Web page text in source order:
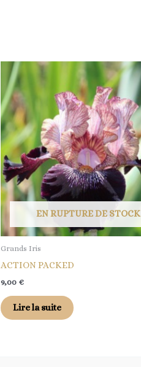
EN RUPTURE DE STOCK
Grands Iris
ACTION PACKED
9,00 €
Lire la suite